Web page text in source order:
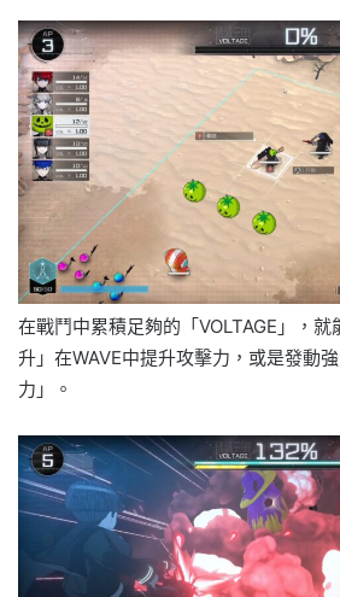
在戰鬥中累積足夠的「VOLTAGE」，
升」在WAVE中提升攻擊力，或是發動
力」。